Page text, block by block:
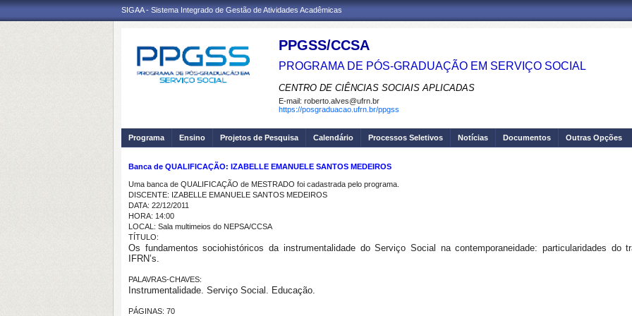
SIGAA - Sistema Integrado de Gestão de Atividades Acadêmicas
PPGSS/CCSA
PROGRAMA DE PÓS-GRADUAÇÃO EM SERVIÇO SOCIAL
CENTRO DE CIÊNCIAS SOCIAIS APLICADAS
E-mail: roberto.alves@ufrn.br
https://posgraduacao.ufrn.br/ppgss
Programa Ensino Projetos de Pesquisa Calendário Processos Seletivos Notícias Documentos Outras Opções
Banca de QUALIFICAÇÃO: IZABELLE EMANUELE SANTOS MEDEIROS
Uma banca de QUALIFICAÇÃO de MESTRADO foi cadastrada pelo programa.
DISCENTE: IZABELLE EMANUELE SANTOS MEDEIROS
DATA: 22/12/2011
HORA: 14:00
LOCAL: Sala multimeios do NEPSA/CCSA
TÍTULO:
Os fundamentos sociohistóricos da instrumentalidadedo Serviço Social na contemporaneidade: particularidades do
IFRN’s.
PALAVRAS-CHAVES:
Instrumentalidade. Serviço Social. Educação.
PÁGINAS: 70